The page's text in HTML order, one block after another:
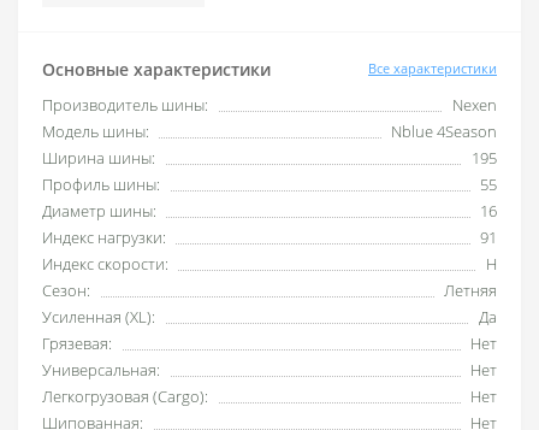
Основные характеристики Все характеристики
Производитель шины:
Nexen
Модель шины:
Nblue 4Season
Ширина шины:
195
Профиль шины:
55
Диаметр шины:
16
Индекс нагрузки:
91
Индекс скорости:
H
Сезон:
Летняя
Усиленная (XL):
Да
Грязевая:
Нет
Универсальная:
Нет
Легкогрузовая (Cargo):
Нет
Шипованная:
Нет